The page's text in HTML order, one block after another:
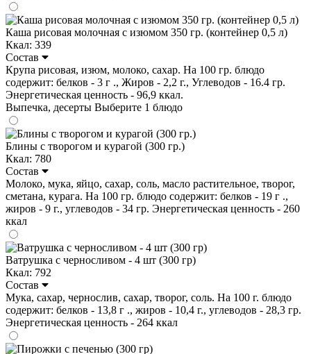
Каша рисовая молочная с изюмом 350 гр. (контейнер 0,5 л)
Ккал: 339
Состав
Крупа рисовая, изюм, молоко, сахар. На 100 гр. блюдо
содержит: белков - 3 г ., Жиров - 2,2 г., Углеводов - 16.4 гр.
Энергетическая ценность - 96,9 ккал.
Выпечка, десерты Выберите 1 блюдо
Блины с творогом и курагой (300 гр.)
Ккал: 780
Состав
Молоко, мука, яйцо, сахар, соль, масло растительное, творог,
сметана, курага. На 100 гр. блюдо содержит: белков - 19 г .,
жиров - 9 г., углеводов - 34 гр. Энергетическая ценность - 260
ккал
Ватрушка с черносливом - 4 шт (300 гр)
Ккал: 792
Состав
Мука, сахар, чернослив, сахар, творог, соль. На 100 г. блюдо
содержит: белков - 13,8 г ., жиров - 10,4 г., углеводов - 28,3 гр.
Энергетическая ценность - 264 ккал